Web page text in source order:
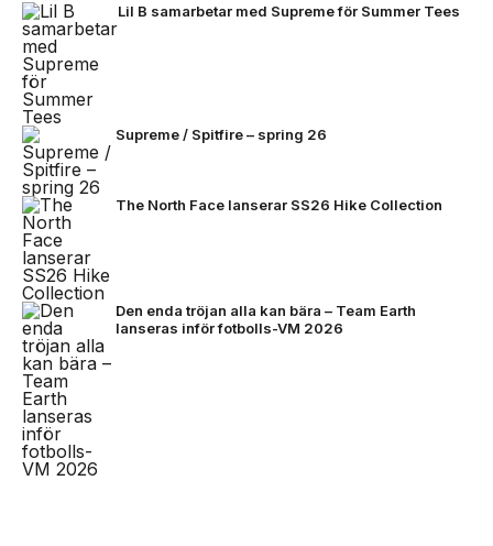
Lil B samarbetar med Supreme för Summer Tees
Supreme / Spitfire – spring 26
The North Face lanserar SS26 Hike Collection
Den enda tröjan alla kan bära – Team Earth
lanseras inför fotbolls-VM 2026